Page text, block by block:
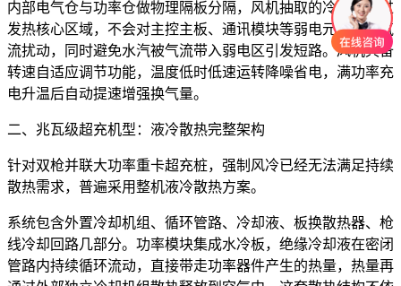
内部电气仓与功率仓做物理隔板分隔，风机抽取的冷风只经过
发热核心区域，不会对主控主板、通讯模块等弱电元件造成气
流扰动，同时避免水汽被气流带入弱电区引发短路。风机具备
转速自适应调节功能，温度低时低速运转降噪省电，满功率充
电升温后自动提速增强换气量。
二、兆瓦级超充机型：液冷散热完整架构
针对双枪并联大功率重卡超充桩，强制风冷已经无法满足持续
散热需求，普遍采用整机液冷散热方案。
系统包含外置冷却机组、循环管路、冷却液、板换散热器、枪
线冷却回路几部分。功率模块集成水冷板，绝缘冷却液在密闭
管路内持续循环流动，直接带走功率器件产生的热量，热量再